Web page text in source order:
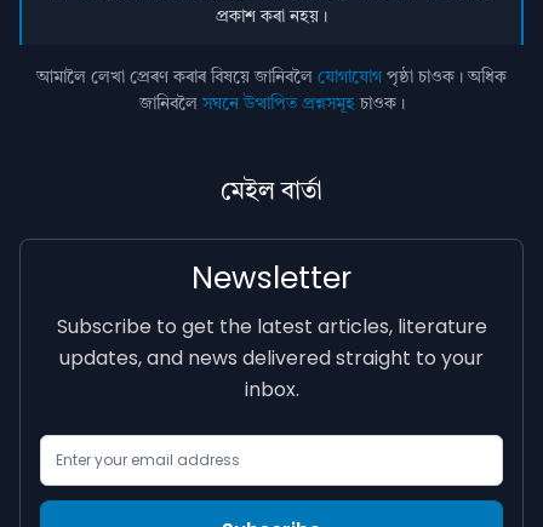
প্ৰকাশ কৰা নহয়।
আমালৈ লেখা প্ৰেৰণ কৰাৰ বিষয়ে জানিবলৈ যোগাযোগ পৃষ্ঠা চাওক। অধিক
জানিবলৈসঘনে উত্থাপিত প্ৰশ্নসমূহচাওক।
মেইল বাৰ্তা
Newsletter
Subscribe to get the latest articles, literature
updates, and news delivered straight to your
inbox.